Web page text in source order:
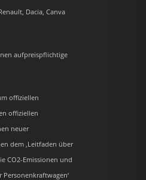
Dacia, Canva
aufpreispflichtige
offiziellen
offiziellen
neuer
dem ‚Leitfaden über
CO2-Emissionen und